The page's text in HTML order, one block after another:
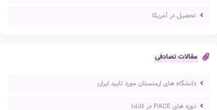
تحصیل در آمریکا
مقالات تصادفی
دانشگاه های ارمنستان مورد تایید ایران
دوره های PACE در کانادا